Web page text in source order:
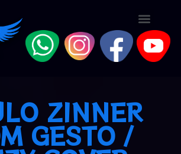
ZINNER
GESTO /